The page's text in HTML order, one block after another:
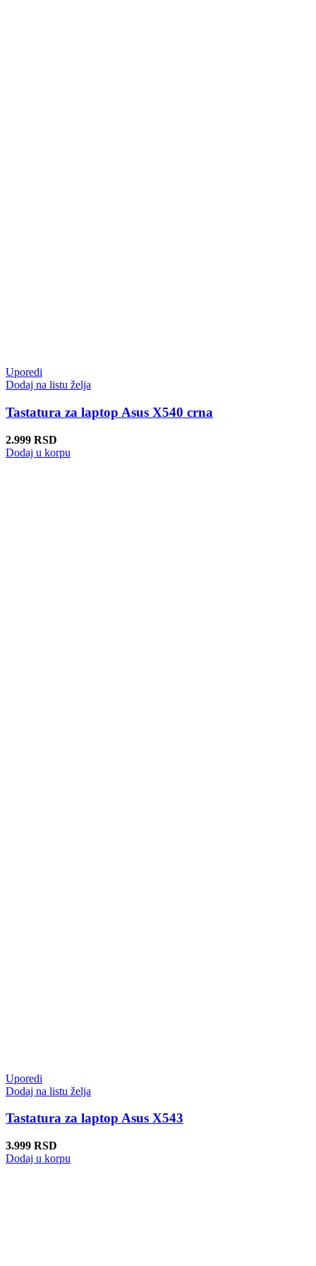
Uporedi
Dodaj na listu želja
Tastatura za laptop Asus X540 crna
2.999 RSD
Dodaj u korpu
Uporedi
Dodaj na listu želja
Tastatura za laptop Asus X543
3.999 RSD
Dodaj u korpu